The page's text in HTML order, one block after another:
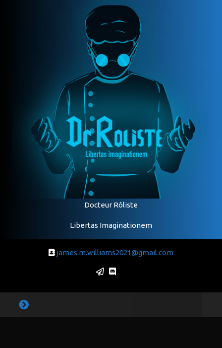
Docteur Rôliste
Libertas Imaginationem
james.m.williams2021@gmail.com